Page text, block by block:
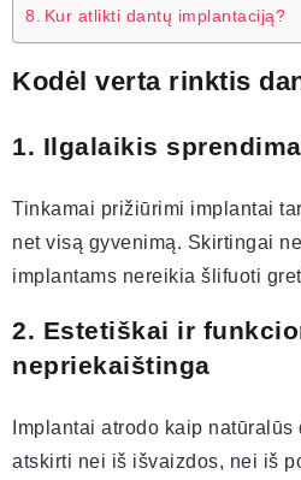
Kur atlikti dantų implantaciją?
Kodėl verta rinktis
1. Ilgalaikis
Tinkamai prižiūrimi implantai
net visą gyvenimą. Skirtingai
implantams nereikia šlifuoti
2. Estetiškai ir
nepriekaištinga
Implantai atrodo kaip
atskirti nei iš išvaizdos, nei iš